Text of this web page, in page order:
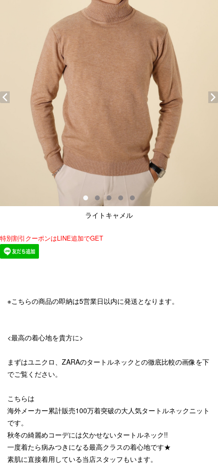
ライトキャメル
特別割引クーポンはLINE追加でGET
※こちらの商品の即納は5営業日以内に発送となります。
<最高の着心地を貴方に>
まずはユニクロ、ZARAのタートルネックとの徹底比較の画像を下
でご覧ください。
こちらは
海外メーカー累計販売100万着突破の大人気タートルネックニット
です。
秋冬の綺麗めコーデには欠かせないタートルネック!!
一度着たら病みつきになる最高クラスの着心地です★
素肌に直接着用している当店スタッフもいます。